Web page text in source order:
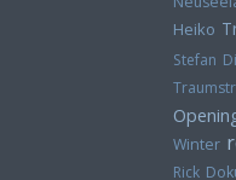
Heiko
Stefan
Winter
Rick